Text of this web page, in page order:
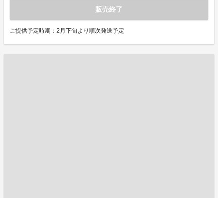
販売終了
ご提供予定時期：2月下旬より順次発送予定